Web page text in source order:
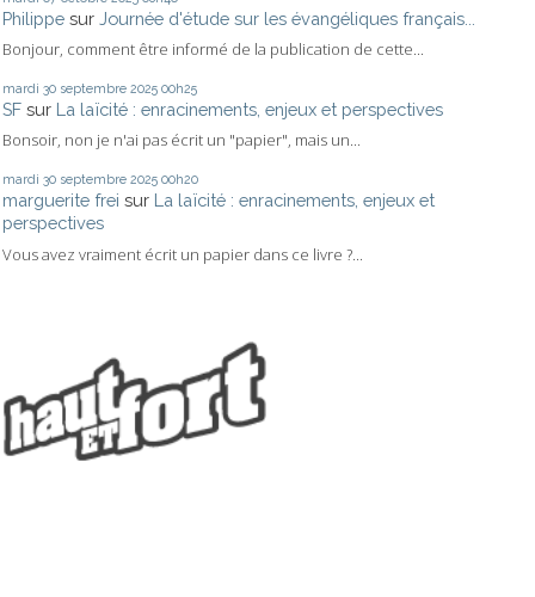
Philippe sur Journée d'étude sur les évangéliques français...
Bonjour, comment être informé de la publication de cette...
mardi 30 septembre 2025 00h25
SF sur La laïcité : enracinements, enjeux et perspectives
Bonsoir, non je n'ai pas écrit un "papier", mais un...
mardi 30 septembre 2025 00h20
marguerite frei sur La laïcité : enracinements, enjeux et
perspectives
Vous avez vraiment écrit un papier dans ce livre ?...